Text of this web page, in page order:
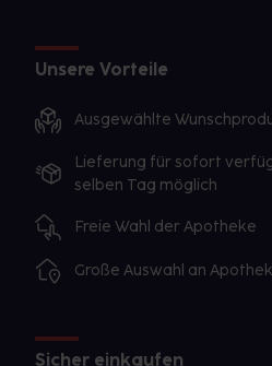
Unsere Vorteile
Ausgewählte
Lieferung für sofort
selben Tag möglich
Freie Wahl der Apotheke
Große Auswahl an
Sicher einkaufen